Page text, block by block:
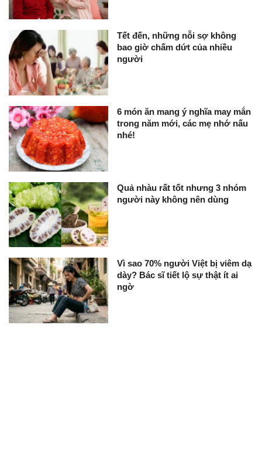
Tết đến, những nỗi sợ không
bao giờ chấm dứt của nhiều
người
6 món ăn mang ý nghĩa may mắn
trong năm mới, các mẹ nhớ nấu
nhé!
Quả nhàu rất tốt nhưng 3 nhóm
người này không nên dùng
Vì sao 70% người Việt bị viêm dạ
dày? Bác sĩ tiết lộ sự thật ít ai
ngờ